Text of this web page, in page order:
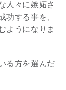
人々に嫉妬さ
功する事を、
ようになりま
る方を選んだ